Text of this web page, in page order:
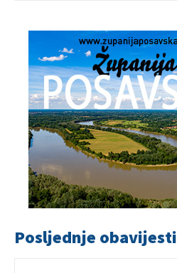
Posljednje obavijesti